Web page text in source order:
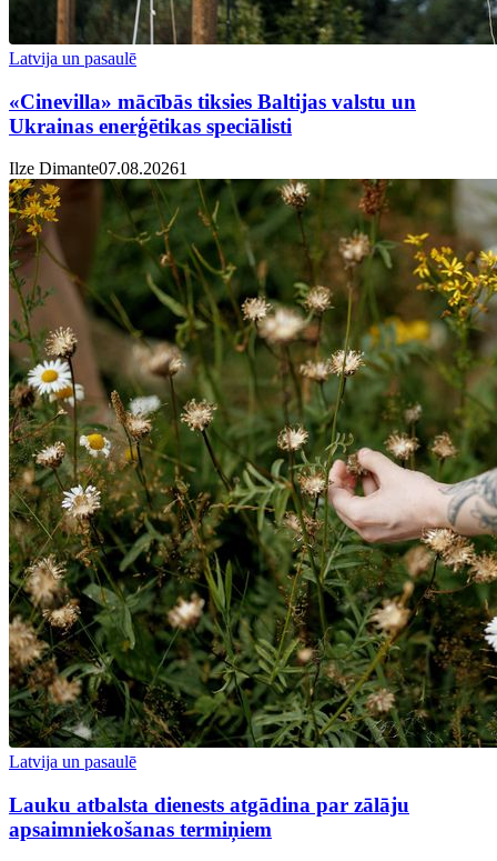
Latvija un pasaulē
«Cinevilla» mācībās tiksies Baltijas valstu un
Ukrainas enerģētikas speciālisti
Ilze Dimante07.08.20261
Latvija un pasaulē
Lauku atbalsta dienests atgādina par zālāju
apsaimniekošanas termiņiem